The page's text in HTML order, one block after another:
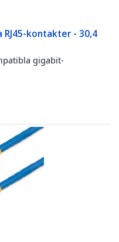
kontakter - 30,4
gigabit-